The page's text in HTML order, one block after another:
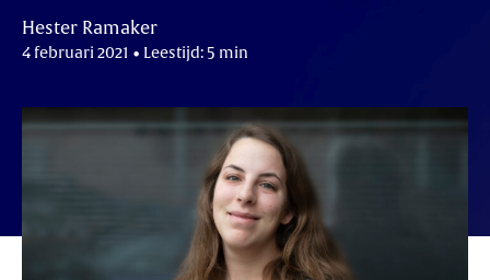
Hester Ramaker
4 februari 2021 • Leestijd: 5 min